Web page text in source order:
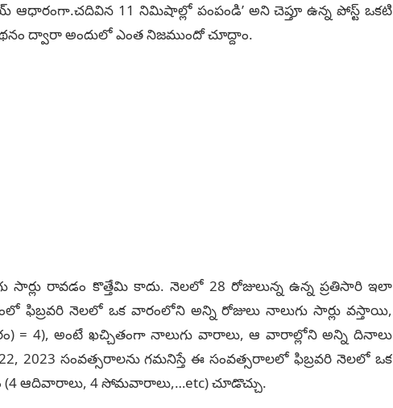
ఆధారంగా.చదివిన 11 నిమిషాల్లో పంపండి’ అని చెప్తూ ఉన్న పోస్ట్ ఒకటి
ద్వారా అందులో ఎంత నిజముందో చూద్దాం.
రావడం కొత్తేమి కాదు. నెలలో 28 రోజులున్న ఉన్న ప్రతిసారి ఇలా
ఫిబ్రవరి నెలలో ఒక వారంలోని అన్ని రోజులు నాలుగు సార్లు వస్తాయి,
= 4), అంటే ఖచ్చితంగా నాలుగు వారాలు, ఆ వారాల్లోని అన్ని దినాలు
2023 సంవత్సరాలను గమనిస్తే ఈ సంవత్సరాలలో ఫిబ్రవరి నెలలో ఒక
(4 ఆదివారాలు, 4 సోమవారాలు,…etc) చూడొచ్చు.